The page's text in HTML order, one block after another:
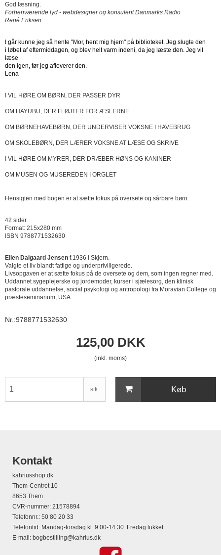
God læsning.
Forhenværende lyd - webdesigner og konsulent Danmarks Radio
René Eriksen
I går kunne jeg så hente "Mor, hent mig hjem" på biblioteket. Jeg slugte den
i løbet af eftermiddagen, og blev helt varm indeni, da jeg læste den. Jeg vil
læse
den igen, før jeg afleverer den.
Lena
I VIL HØRE OM BØRN, DER PASSER DYR
OM HAYUBU, DER FLØJTER FOR ÆSLERNE
OM BØRNEHAVEBØRN, DER UNDERVISER VOKSNE I HAVEBRUG
OM SKOLEBØRN, DER LÆRER VOKSNE AT LÆSE OG SKRIVE
I VIL HØRE OM MYRER, DER DRÆBER HØNS OG KANINER
OM MUSEN OG MUSEREDEN I ORGLET
Hensigten med bogen er at sætte fokus på oversete og sårbare børn.
42 sider
Format: 215x280 mm
ISBN 9788771532630
Ellen Dalgaard Jensen f.1936 i Skjern.
Valgte et liv blandt fattige og underpriviligerede.
Livsopgaven er at sætte fokus på de oversete og dem, som ingen regner med.
Uddannet sygeplejerske og jordemoder, kurser i sjælesorg, den klinisk
pastorale uddannelse, social psykologi og antropologi fra Moravian College og
præsteseminarium, USA.
Nr.:9788771532630
125,00 DKK
(inkl. moms)
stk. Køb
Kontakt
kahriusshop.dk
Them-Centret 10
8653 Them
CVR-nummer: 21578894
Telefonnr.: 50 80 20 33
Telefontid: Mandag-torsdag kl. 9:00-14:30. Fredag lukket
E-mail : bogbestilling@kahrius.dk